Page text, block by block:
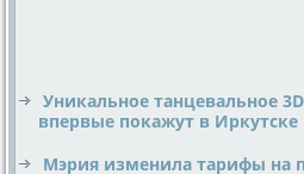
Уникальное танцевальное
впервые покажут в Иркутске
Мэрия изменила тарифы на